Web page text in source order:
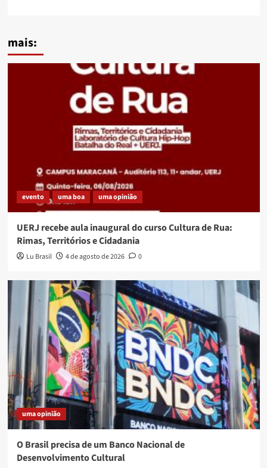
mais:
evento uma boa uma opinião
UERJ recebe aula inaugural do curso Cultura de Rua:
Rimas, Territórios e Cidadania
Lu Brasil 4 de agosto de 2026 0
uma opinião
O Brasil precisa de um Banco Nacional de
Desenvolvimento Cultural